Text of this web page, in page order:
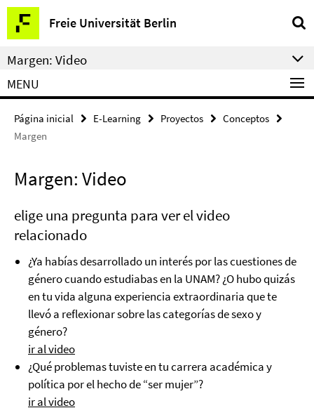
Springe
direkt
zu
Inhalt
Freie Universität Berlin
Herramientas
de
navegación
Margen: Video
MENU
Página inicial E-Learning Proyectos
Conceptos
Margen
Margen: Video
elige una pregunta para ver el video
relacionado
¿Ya habías desarrollado un interés por las cuestiones de
género cuando estudiabas en la UNAM? ¿O hubo quizás
en tu vida alguna experiencia extraordinaria que te
llevó a reflexionar sobre las categorías de sexo y
género?
ir al video
¿Qué problemas tuviste en tu carrera académica y
política por el hecho de “ser mujer”?
ir al video